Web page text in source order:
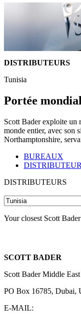
DISTRIBUTEURS
Tunisia
Portée
Scott Bader exploite un
monde entier, avec son
Northamptonshire,
BUREAUX
DISTRIBUTEURS
Your closest Scott
SCOTT BADER
Scott Bader Middle East
PO Box 16785, Dubai,
E-MAIL: